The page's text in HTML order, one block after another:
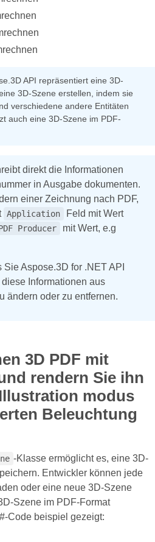
API repräsentiert eine 3D-
3D-Szene erstellen, indem sie
verschiedene andere Entitäten
auch eine 3D-Szene im PDF-
direkt die Informationen
in Ausgabe dokumenten.
einer Zeichnung nach PDF,
Application
Feld mit Wert
Producer
mit Wert, e.g
Aspose.3D for .NET API
Informationen aus
ändern oder zu entfernen.
3D PDF mit
rendern Sie ihn
modus
Beleuchtung
-Klasse ermöglicht es, eine 3D-
Entwickler können jede
oder eine neue 3D-Szene
Szene im PDF-Format
Code beispiel gezeigt: